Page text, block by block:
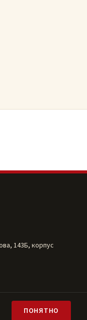
ПОНЯТНО
143Б, корпус
CookiesРеквизиты